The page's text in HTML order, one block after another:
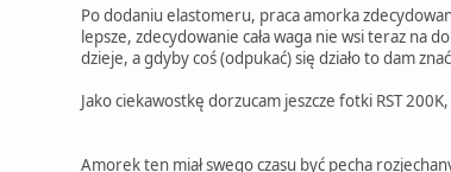
Po dodaniu elastomeru, praca amorka
lepsze, zdecydowanie cała waga nie wsi teraz na
dzieje, a gdyby coś (odpukać) się działo to dam
Jako ciekawostkę dorzucam jeszcze fotki RST
Amorek ten miał swego czasu być pecha